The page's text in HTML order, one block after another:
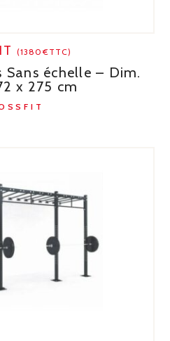
(1380€TTC)
Sans échelle – Dim.
x 275 cm